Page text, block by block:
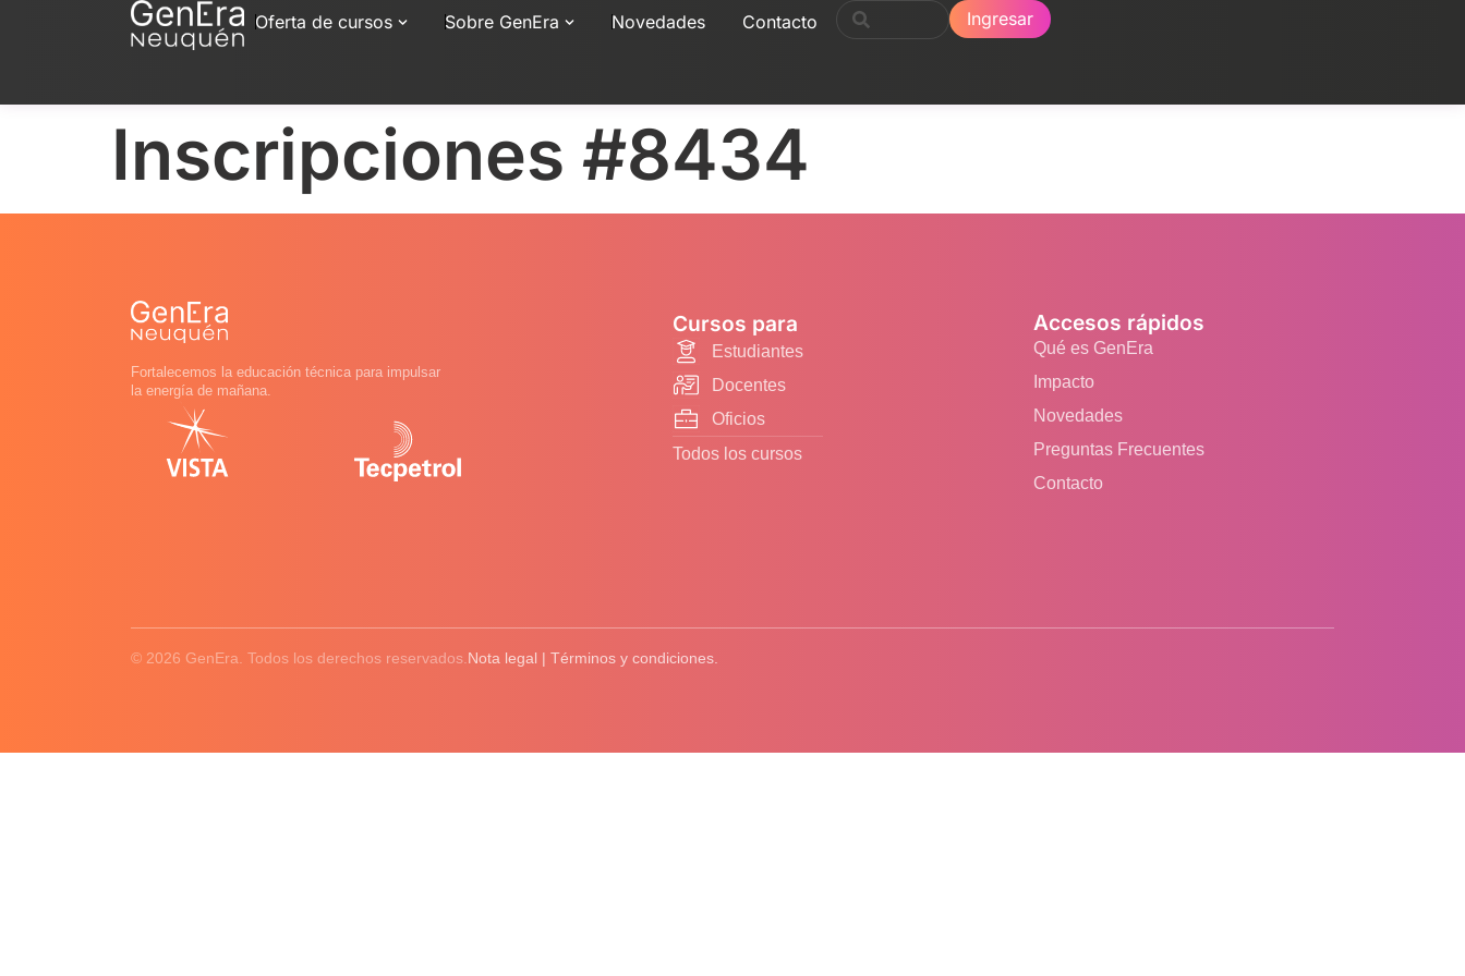
Oferta de cursos Sobre GenEra Novedades Contacto Ingresar
Inscripciones #8434
Fortalecemos la educación técnica para impulsar
la energía de mañana.
Cursos para
Estudiantes
Docentes
Oficios
Todos los cursos
Accesos rápidos
Qué es GenEra
Impacto
Novedades
Preguntas Frecuentes
Contacto
© 2026 GenEra. Todos los derechos reservados. Nota legal | Términos y condiciones.